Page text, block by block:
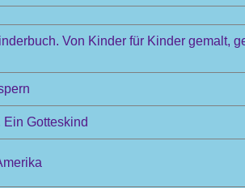
Von Kinder für Kinder gemalt,
Ein Gotteskind